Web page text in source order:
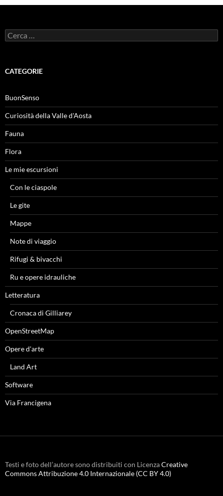
Ricerca
per:
CATEGORIE
BuonSenso
Curiosità della Valle d'Aosta
Fauna
Flora
Le mie escursioni
Con le ciaspole
Le gite
Mappe
Note di viaggio
Rifugi & bivacchi
Ru e opere idrauliche
Letteratura
Cronaca di Gilliarey
OpenStreetMap
Opere d'arte
Land Art
Software
Via Francigena
Testi e foto dell’autore sono distribuiti con LicenzaCreative
Commons Attribuzione 4.0 Internazionale (CC BY 4.0)